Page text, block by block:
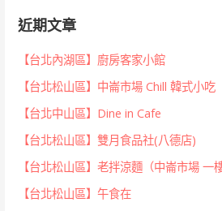
近期文章
【台北內湖區】廚房客家小館
【台北松山區】中崙市場 Chill 韓式小吃
【台北中山區】Dine in Cafe
【台北松山區】雙月食品社(八德店)
【台北松山區】老拌涼麵（中崙市場 一
【台北松山區】午食在